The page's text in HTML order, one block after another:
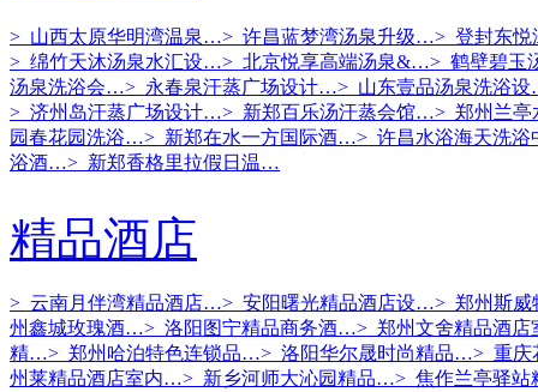
> 山西太原华明湾温泉…> 许昌蓝梦湾汤泉升级…> 登封东
> 绵竹天沐汤泉水汇设…> 北京悦享高端汤泉&…> 鹤壁碧玉
汤泉洗浴会…> 永春泉汗蒸广场设计…> 山东壹品汤泉洗浴
> 济州岛汗蒸广场设计…> 新郑百乐汤汗蒸会馆…> 郑州兰
园春花园洗浴…> 新郑在水一方国际酒…> 许昌水浴海天洗
浴酒…> 新郑香格里拉假日温…
精品酒店
> 云南月伴湾精品酒店…> 安阳曙光精品酒店设…> 郑州斯
州鑫城玫瑰酒…> 洛阳图宁精品商务酒…> 郑州文舍精品酒
精…> 郑州哈泊特色连锁品…> 洛阳华尔晟时尚精品…> 重庆
州莱精品酒店室内…> 新乡河师大沁园精品…> 焦作兰亭驿